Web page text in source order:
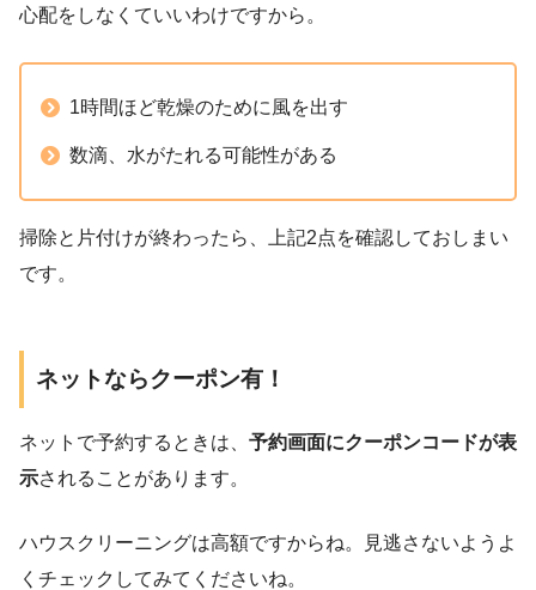
心配をしなくていいわけですから。
1時間ほど乾燥のために風を出す
数滴、水がたれる可能性がある
掃除と片付けが終わったら、上記2点を確認しておしまい
です。
ネットならクーポン有！
ネットで予約するときは、 予約画面にクーポンコードが表
示されることがあります。
ハウスクリーニングは高額ですからね。見逃さないようよ
くチェックしてみてくださいね。